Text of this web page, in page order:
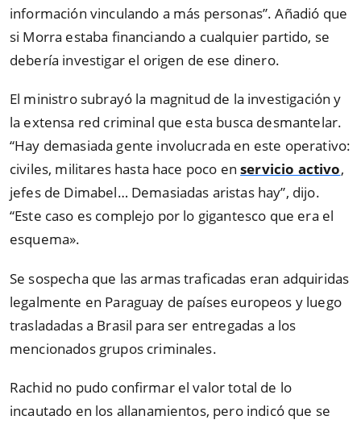
información vinculando a más personas”. Añadió que
si Morra estaba financiando a cualquier partido, se
debería investigar el origen de ese dinero.
El ministro subrayó la magnitud de la investigación y
la extensa red criminal que esta busca desmantelar.
“Hay demasiada gente involucrada en este operativo:
civiles, militares hasta hace poco enservicio activo,
jefes de Dimabel… Demasiadas aristas hay”, dijo.
“Este caso es complejo por lo gigantesco que era el
esquema».
Se sospecha que las armas traficadas eran adquiridas
legalmente en Paraguay de países europeos y luego
trasladadas a Brasil para ser entregadas a los
mencionados grupos criminales.
Rachid no pudo confirmar el valor total de lo
incautado en los allanamientos, pero indicó que se